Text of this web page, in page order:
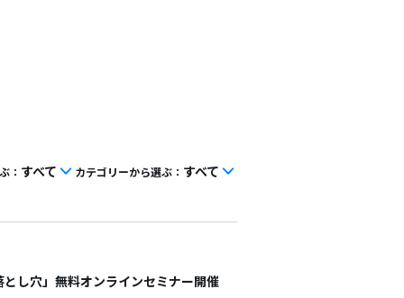
： すべて カテゴリーから選ぶ： すべて
し穴」無料オンラインセミナー開催